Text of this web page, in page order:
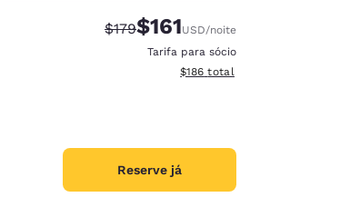
Tarifa anterior “tachada”:
$179Tarifa com desconto:
$161USD/noite
Tarifa para sócio
Exibir detalhes do total
$186 total
Reserve já